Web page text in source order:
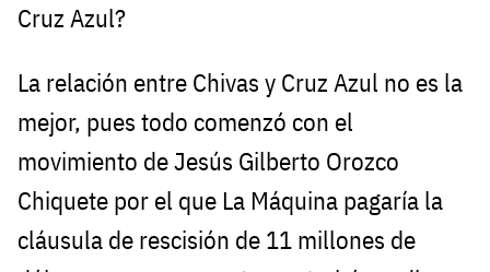
Cruz Azul?
La relación entre Chivas y Cruz Azul no es la
mejor, pues todo comenzó con el
movimiento de Jesús Gilberto Orozco
Chiquete por el que La Máquina pagaría la
cláusula de rescisión de 11 millones de